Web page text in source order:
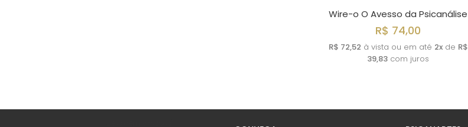
Wire-o O Avesso da Psicanálise
R$ 74,00
R$ 72,52 à vista ou em até 2xde R$
39,83 com juros